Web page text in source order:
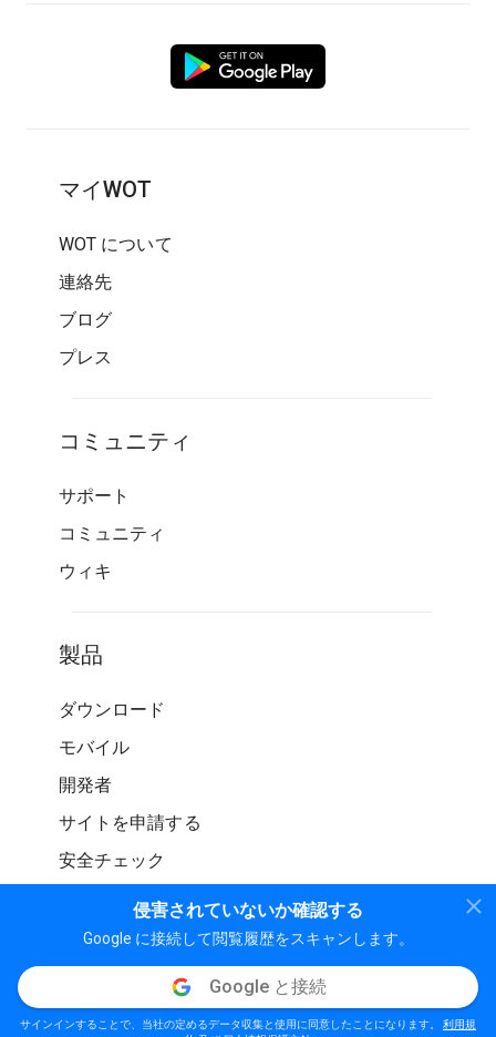
侵害されていないか確認する
Google に接続して閲覧履歴をスキャンします。
Google と接続
サインインすることで、当社の定めるデータ収集と使用に同意したことになります。 利用規
マイWOT
WOT について
連絡先
ブログ
プレス
コミュニティ
サポート
コミュニティ
ウィキ
製品
ダウンロード
モバイル
開発者
サイトを申請する
安全チェック
© WOT サービス LP。 無断転載を禁じます